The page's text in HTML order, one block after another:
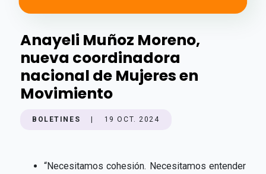
Anayeli Muñoz Moreno,
nueva coordinadora
nacional de Mujeres en
Movimiento
BOLETINES 19 OCT. 2024
“Necesitamos cohesión. Necesitamos entender